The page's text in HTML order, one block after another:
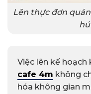
Lên thực đơn
Việc lên kế hoạch
cafe 4m không
hóa không gian